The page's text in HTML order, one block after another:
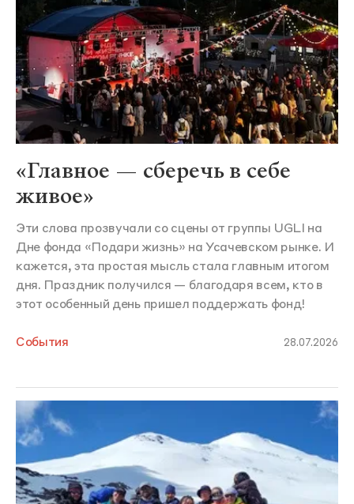
«Главное — сберечь в себе
живое»
Эти слова прозвучали со сцены от группы UGLI на
Дне фонда «Подари жизнь» на Усачевском рынке. И
кажется, эта простая мысль стала главным итогом
дня. Праздник получился — благодаря всем, кто в
этот особенный день пришел поддержать фонд!
События 28.07.2026